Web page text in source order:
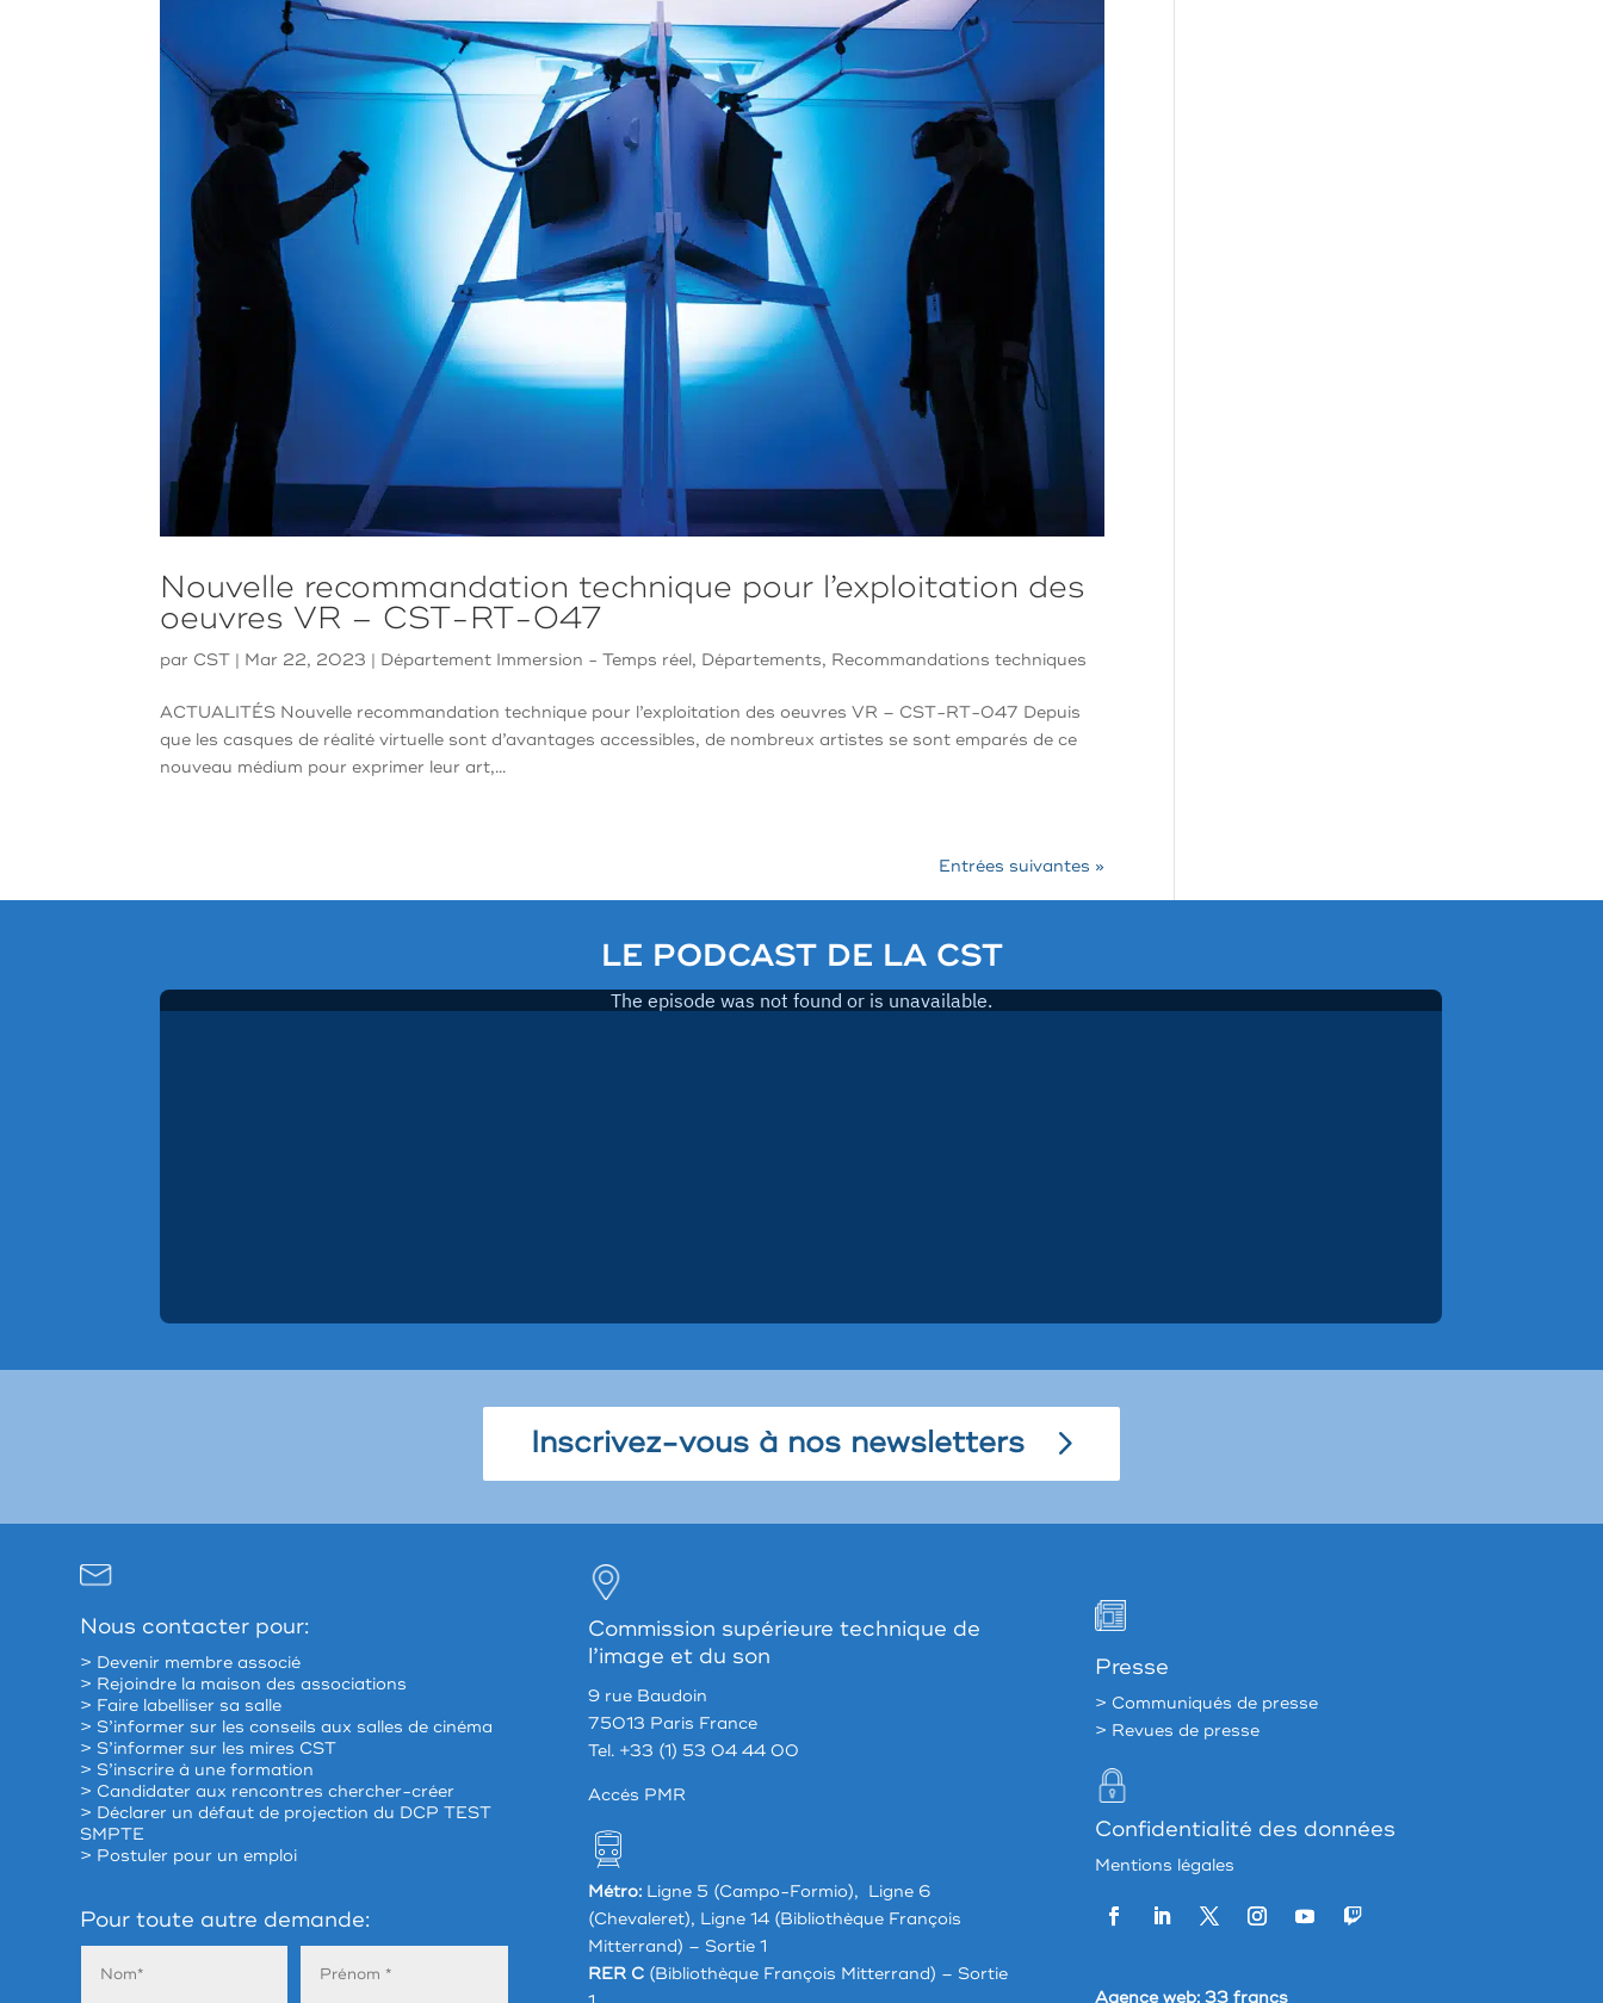
Nouvelle recommandation technique pour l’exploitation des
oeuvres VR – CST-RT-047
par CST | Mar 22, 2023 | Département Immersion - Temps réel, Départements, Recommandations techniques
ACTUALITÉS Nouvelle recommandation technique pour l’exploitation des oeuvres VR – CST-RT-047 Depuis
que les casques de réalité virtuelle sont d’avantages accessibles, de nombreux artistes se sont emparés de ce
nouveau médium pour exprimer leur art,...
Entrées suivantes »
LE PODCAST DE LA CST
Inscrivez-vous à nos newsletters
Nous contacter pour:
> Devenir membre associé
> Rejoindre la maison des associations
> Faire labelliser sa salle
> S’informer sur les conseils aux salles de cinéma
> S’informer sur les mires CST
> S’inscrire à une formation
> Candidater aux rencontres chercher-créer
> Déclarer un défaut de projection du DCP TEST
SMPTE
> Postuler pour un emploi
Pour toute autre demande:
Commission supérieure technique de
l’image et du son
9 rue Baudoin
75013 Paris France
Tel. +33 (1) 53 04 44 00
Accés PMR
Métro:Ligne 5 (Campo-Formio), Ligne 6
(Chevaleret), Ligne 14 (Bibliothèque François
Mitterrand) – Sortie 1
RER C(Bibliothèque François Mitterrand) – Sortie
Presse
> Communiqués de presse
> Revues de presse
Confidentialité des données
Mentions légales
Agence web: 33 francs